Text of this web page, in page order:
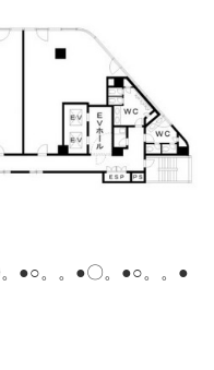
●○。 。●〇。●○。
。●